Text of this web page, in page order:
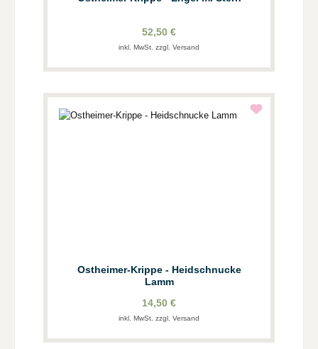
52,50 €
inkl. MwSt. zzgl. Versand
Ostheimer-Krippe - Heidschnucke
Lamm
14,50 €
inkl. MwSt. zzgl. Versand